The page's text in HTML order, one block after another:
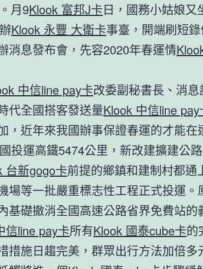
月9Klook 富邦J卡日，國務小姑娘又
辦Klook 永豐 大衛卡事臺，開端刷短
消息發布會，先容2020年春運情
中信line pay卡改委副秘書長、消息
代全國搭客發送量Klook 中信line pay
，近年來我國辦事保證春運的才能在
投運高鐵5474公里，新改建擴建公
台新gogo卡前提的鄉鎮和建制村都通
場等一批嚴重標志性工程正式投運。
基礎撤消全國高速公路省界免費站的
信line pay卡所有Klook 國泰cube卡的
措施日趨完美，群眾出行方法加倍多